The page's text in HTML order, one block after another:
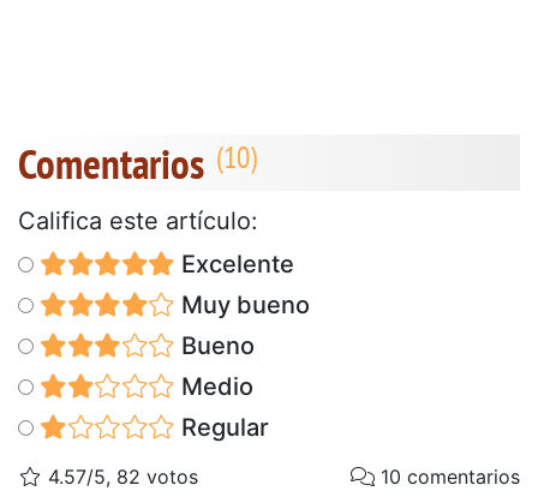
Comentarios
Califica este artículo:
Excelente
Muy bueno
Bueno
Medio
Regular
4.57/5, 82 votos 10 comentarios